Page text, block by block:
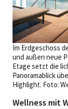
Im Erdgeschoss
und außen neue
Etage setzt die
Panoramablick
Highlight. Foto:
Wellness mit